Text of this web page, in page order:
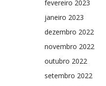
fevereiro 2023
janeiro 2023
dezembro 2022
novembro 2022
outubro 2022
setembro 2022